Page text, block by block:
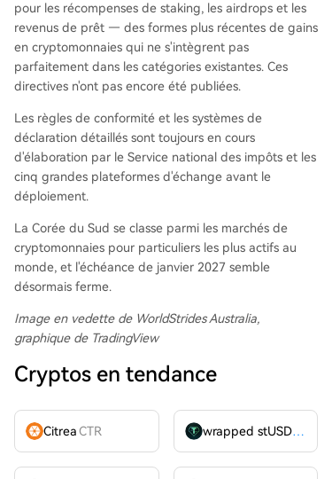
pour les récompenses de staking, les airdrops et les
revenus de prêt — des formes plus récentes de gains
en cryptomonnaies qui ne s'intègrent pas
parfaitement dans les catégories existantes. Ces
directives n'ont pas encore été publiées.
Les règles de conformité et les systèmes de
déclaration détaillés sont toujours en cours
d'élaboration par le Service national des impôts et les
cinq grandes plateformes d'échange avant le
déploiement.
La Corée du Sud se classe parmi les marchés de
cryptomonnaies pour particuliers les plus actifs au
monde, et l'échéance de janvier 2027 semble
désormais ferme.
Image en vedette de WorldStrides Australia,
graphique de TradingView
Cryptos en tendance
CitreaCTR wrapped stUSDT